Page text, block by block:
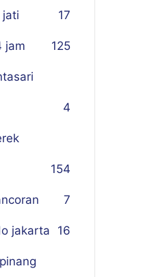
jati 17
jam 125
4
154
7
jakarta 16